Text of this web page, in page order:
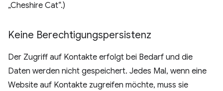
„Cheshire Cat“.)
Keine Berechtigungspersistenz
Der Zugriff auf Kontakte erfolgt bei Bedarf und die
Daten werden nicht gespeichert. Jedes Mal, wenn eine
Website auf Kontakte zugreifen möchte, muss sie